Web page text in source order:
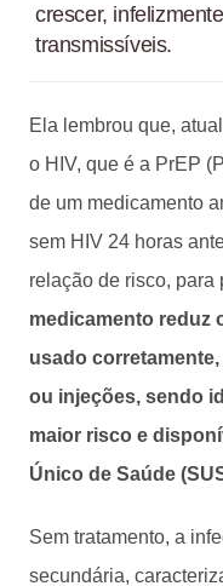
crescer,
transmissíveis.
Ela lembrou que,
o HIV, que é a PrEP
de um medicamento
sem HIV 24 horas
relação de risco, para
medicamento reduz
usado
ou injeções, sendo
maior risco e
Único de Saúde
Sem tratamento, a
secundária,